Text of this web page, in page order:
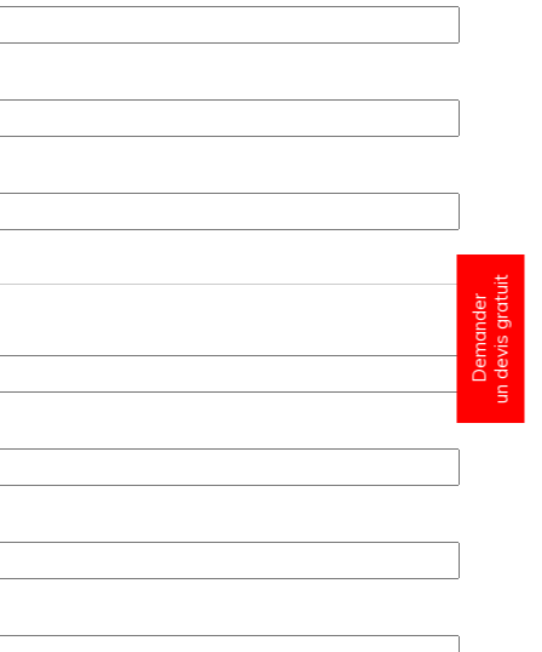
Demanderun devis gratuit